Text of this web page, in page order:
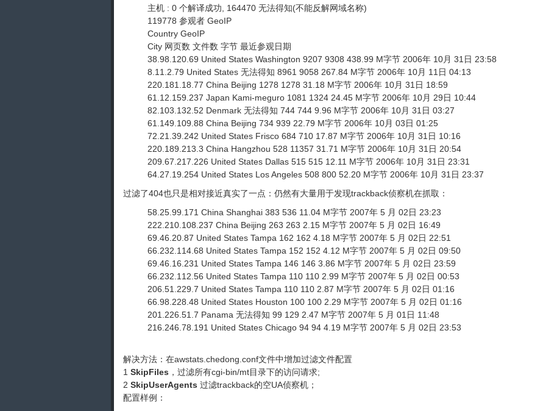
主机 : 0 个解译成功, 164470 无法得知(不能反解网域名称)
119778 参观者 GeoIP
Country GeoIP
City 网页数 文件数 字节 最近参观日期
38.98.120.69 United States Washington 9207 9308 438.99 M字节 2006年 10月 31日 23:58
8.11.2.79 United States 无法得知 8961 9058 267.84 M字节 2006年 10月 11日 04:13
220.181.18.77 China Beijing 1278 1278 31.18 M字节 2006年 10月 31日 18:59
61.12.159.237 Japan Kami-meguro 1081 1324 24.45 M字节 2006年 10月 29日 10:44
82.103.132.52 Denmark 无法得知 744 744 9.96 M字节 2006年 10月 31日 03:27
61.149.109.88 China Beijing 734 939 22.79 M字节 2006年 10月 03日 01:25
72.21.39.242 United States Frisco 684 710 17.87 M字节 2006年 10月 31日 10:16
220.189.213.3 China Hangzhou 528 11357 31.71 M字节 2006年 10月 31日 20:54
209.67.217.226 United States Dallas 515 515 12.11 M字节 2006年 10月 31日 23:31
64.27.19.254 United States Los Angeles 508 800 52.20 M字节 2006年 10月 31日 23:37
过滤了404也只是相对接近真实了一点：仍然有大量用于发现trackback侦察机在抓取：
58.25.99.171 China Shanghai 383 536 11.04 M字节 2007年 5 月 02日 23:23
222.210.108.237 China Beijing 263 263 2.15 M字节 2007年 5 月 02日 16:49
69.46.20.87 United States Tampa 162 162 4.18 M字节 2007年 5 月 02日 22:51
66.232.114.68 United States Tampa 152 152 4.12 M字节 2007年 5 月 02日 09:50
69.46.16.231 United States Tampa 146 146 3.86 M字节 2007年 5 月 02日 23:59
66.232.112.56 United States Tampa 110 110 2.99 M字节 2007年 5 月 02日 00:53
206.51.229.7 United States Tampa 110 110 2.87 M字节 2007年 5 月 02日 01:16
66.98.228.48 United States Houston 100 100 2.29 M字节 2007年 5 月 02日 01:16
201.226.51.7 Panama 无法得知 99 129 2.47 M字节 2007年 5 月 01日 11:48
216.246.78.191 United States Chicago 94 94 4.19 M字节 2007年 5 月 02日 23:53
解决方法：在awstats.chedong.conf文件中增加过滤文件配置
1 SkipFiles ，过滤所有cgi-bin/mt目录下的访问请求;
2 SkipUserAgents 过滤trackback的空UA侦察机；
配置样例：